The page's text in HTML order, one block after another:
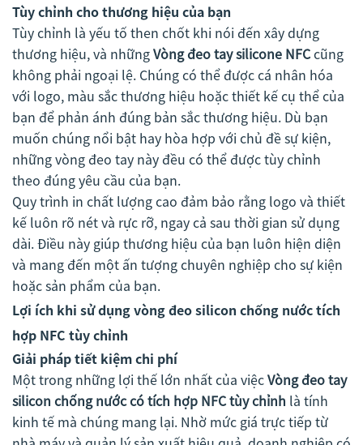
Tùy chỉnh cho thương hiệu của bạn
Tùy chỉnh là yếu tố then chốt khi nói đến xây dựng
thương hiệu, và nhữngVòng đeo tay silicone NFCcũng
không phải ngoại lệ. Chúng có thể được cá nhân hóa
với logo, màu sắc thương hiệu hoặc thiết kế cụ thể của
bạn để phản ánh đúng bản sắc thương hiệu. Dù bạn
muốn chúng nổi bật hay hòa hợp với chủ đề sự kiện,
những vòng đeo tay này đều có thể được tùy chỉnh
theo đúng yêu cầu của bạn.
Quy trình in chất lượng cao đảm bảo rằng logo và thiết
kế luôn rõ nét và rực rỡ, ngay cả sau thời gian sử dụng
dài. Điều này giúp thương hiệu của bạn luôn hiện diện
và mang đến một ấn tượng chuyên nghiệp cho sự kiện
hoặc sản phẩm của bạn.
Lợi ích khi sử dụng vòng đeo silicon chống nước tích
hợp NFC tùy chỉnh
Giải pháp tiết kiệm chi phí
Một trong những lợi thế lớn nhất của việcVòng đeo tay
silicon chống nước có tích hợp NFC tùy chỉnh là tính
kinh tế mà chúng mang lại. Nhờ mức giá trực tiếp từ